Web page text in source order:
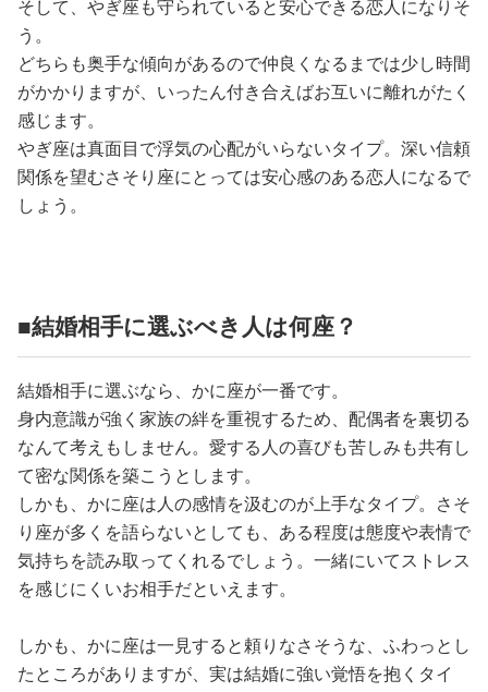
そして、やぎ座も守られていると安心できる恋人になりそ
う。
どちらも奥手な傾向があるので仲良くなるまでは少し時間
がかかりますが、いったん付き合えばお互いに離れがたく
感じます。
やぎ座は真面目で浮気の心配がいらないタイプ。深い信頼
関係を望むさそり座にとっては安心感のある恋人になるで
しょう。
■結婚相手に選ぶべき人は何座？
結婚相手に選ぶなら、かに座が一番です。
身内意識が強く家族の絆を重視するため、配偶者を裏切る
なんて考えもしません。愛する人の喜びも苦しみも共有し
て密な関係を築こうとします。
しかも、かに座は人の感情を汲むのが上手なタイプ。さそ
り座が多くを語らないとしても、ある程度は態度や表情で
気持ちを読み取ってくれるでしょう。一緒にいてストレス
を感じにくいお相手だといえます。
しかも、かに座は一見すると頼りなさそうな、ふわっとし
たところがありますが、実は結婚に強い覚悟を抱くタイ